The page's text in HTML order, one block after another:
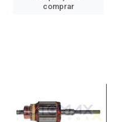
comprar